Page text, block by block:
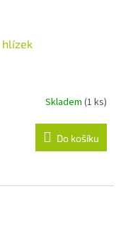
hlízek
Skladem (1 ks)
Do košíku